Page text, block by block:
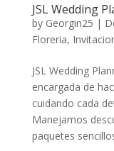
JSL Wedding
by Georgin25 |
Floreria,
JSL Wedding
encargada de
cuidando cada
Manejamos
paquetes